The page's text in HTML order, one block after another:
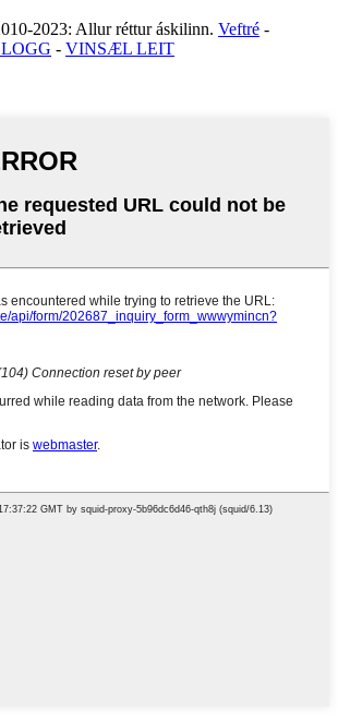
2023: Allur réttur áskilinn. Veftré -
- VINSÆL LEIT